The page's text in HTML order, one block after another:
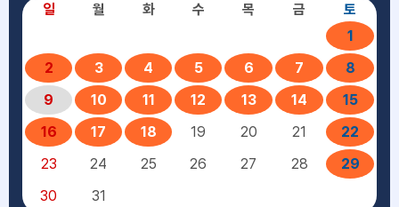
일 월 화 수 목 금
토
1
2
3 4 5 6 7
8
9
10 11 12 13 14
15
16
17 18 19 20 21
22
23
24 25 26 27 28
29
30
31